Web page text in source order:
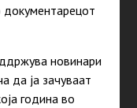
новинари
да ја зачуваат
година во